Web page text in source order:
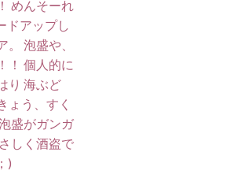
めんそーれ
ドアップし
泡盛や、
！ 個人的に
り 海ぶど
ょう、すく
盛がガンガ
しく酒盗で
)